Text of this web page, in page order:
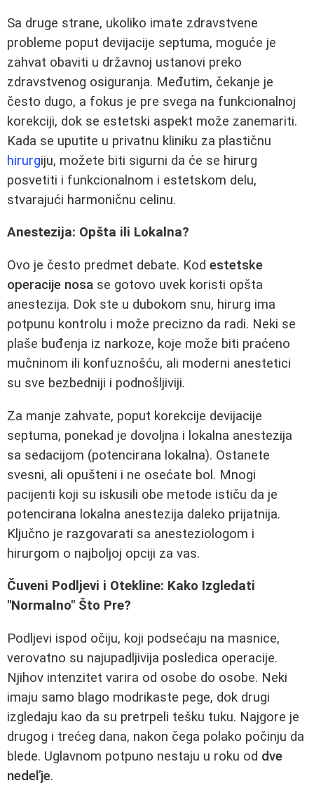
Sa druge strane, ukoliko imate zdravstvene
probleme poput devijacije septuma, moguće je
zahvat obaviti u državnoj ustanovi preko
zdravstvenog osiguranja. Međutim, čekanje je
često dugo, a fokus je pre svega na funkcionalnoj
korekciji, dok se estetski aspekt može zanemariti.
Kada se uputite u privatnu kliniku za plastičnu
hirurgiju, možete biti sigurni da će se hirurg
posvetiti i funkcionalnom i estetskom delu,
stvarajući harmoničnu celinu.
Anestezija: Opšta ili Lokalna?
Ovo je često predmet debate. Kod estetske
operacije nosa se gotovo uvek koristi opšta
anestezija. Dok ste u dubokom snu, hirurg ima
potpunu kontrolu i može precizno da radi. Neki se
plaše buđenja iz narkoze, koje može biti praćeno
mučninom ili konfuznošću, ali moderni anestetici
su sve bezbedniji i podnošljiviji.
Za manje zahvate, poput korekcije devijacije
septuma, ponekad je dovoljna i lokalna anestezija
sa sedacijom (potencirana lokalna). Ostanete
svesni, ali opušteni i ne osećate bol. Mnogi
pacijenti koji su iskusili obe metode ističu da je
potencirana lokalna anestezija daleko prijatnija.
Ključno je razgovarati sa anesteziologom i
hirurgom o najboljoj opciji za vas.
Čuveni Podljevi i Otekline: Kako Izgledati
"Normalno" Što Pre?
Podljevi ispod očiju, koji podsećaju na masnice,
verovatno su najupadljivija posledica operacije.
Njihov intenzitet varira od osobe do osobe. Neki
imaju samo blago modrikaste pege, dok drugi
izgledaju kao da su pretrpeli tešku tuku. Najgore je
drugog i trećeg dana, nakon čega polako počinju da
blede. Uglavnom potpuno nestaju u roku od dve
nedeľje.